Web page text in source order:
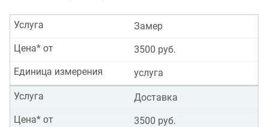
Замер
Услуга
3500 руб.
Цена* от
услуга
Единица измерения
Доставка
Услуга
3500 руб.
Цена* от